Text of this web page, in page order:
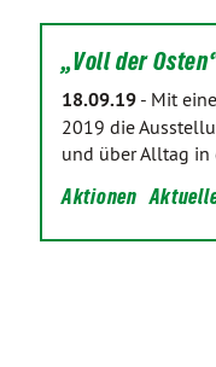
„Voll der
18.09.19 - Mit
2019 die
und über Alltag
Aktionen